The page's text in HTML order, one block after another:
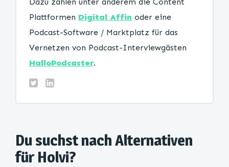
Dazu zählen unter anderem die Content
Plattformen Digital Affin oder eine
Podcast-Software / Marktplatz für das
Vernetzen von Podcast-Interviewgästen
HalloPodcaster.
Du suchst nach Alternativen
für Holvi?